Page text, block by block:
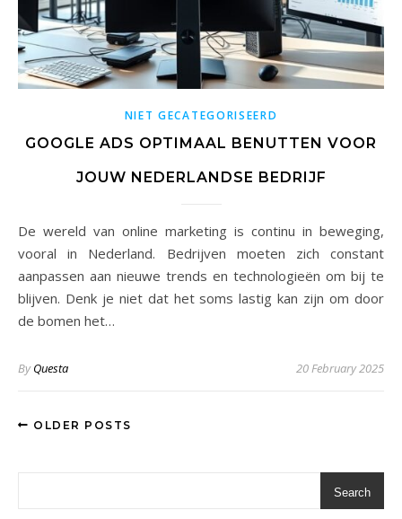
NIET GECATEGORISEERD
GOOGLE ADS OPTIMAAL BENUTTEN VOOR
JOUW NEDERLANDSE BEDRIJF
De wereld van online marketing is continu in beweging,
vooral in Nederland. Bedrijven moeten zich constant
aanpassen aan nieuwe trends en technologieën om bij te
blijven. Denk je niet dat het soms lastig kan zijn om door
de bomen het…
ByQuesta 20 February 2025
OLDER POSTS
Search